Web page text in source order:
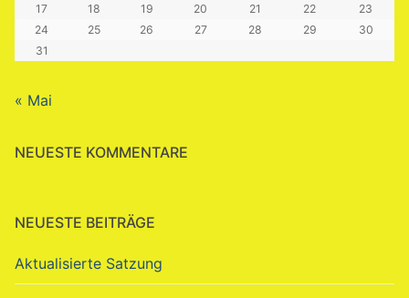
17
18 19 20 21 22
23
24
25 26 27 28 29
30
31
« Mai
NEUESTE KOMMENTARE
NEUESTE BEITRÄGE
Aktualisierte Satzung